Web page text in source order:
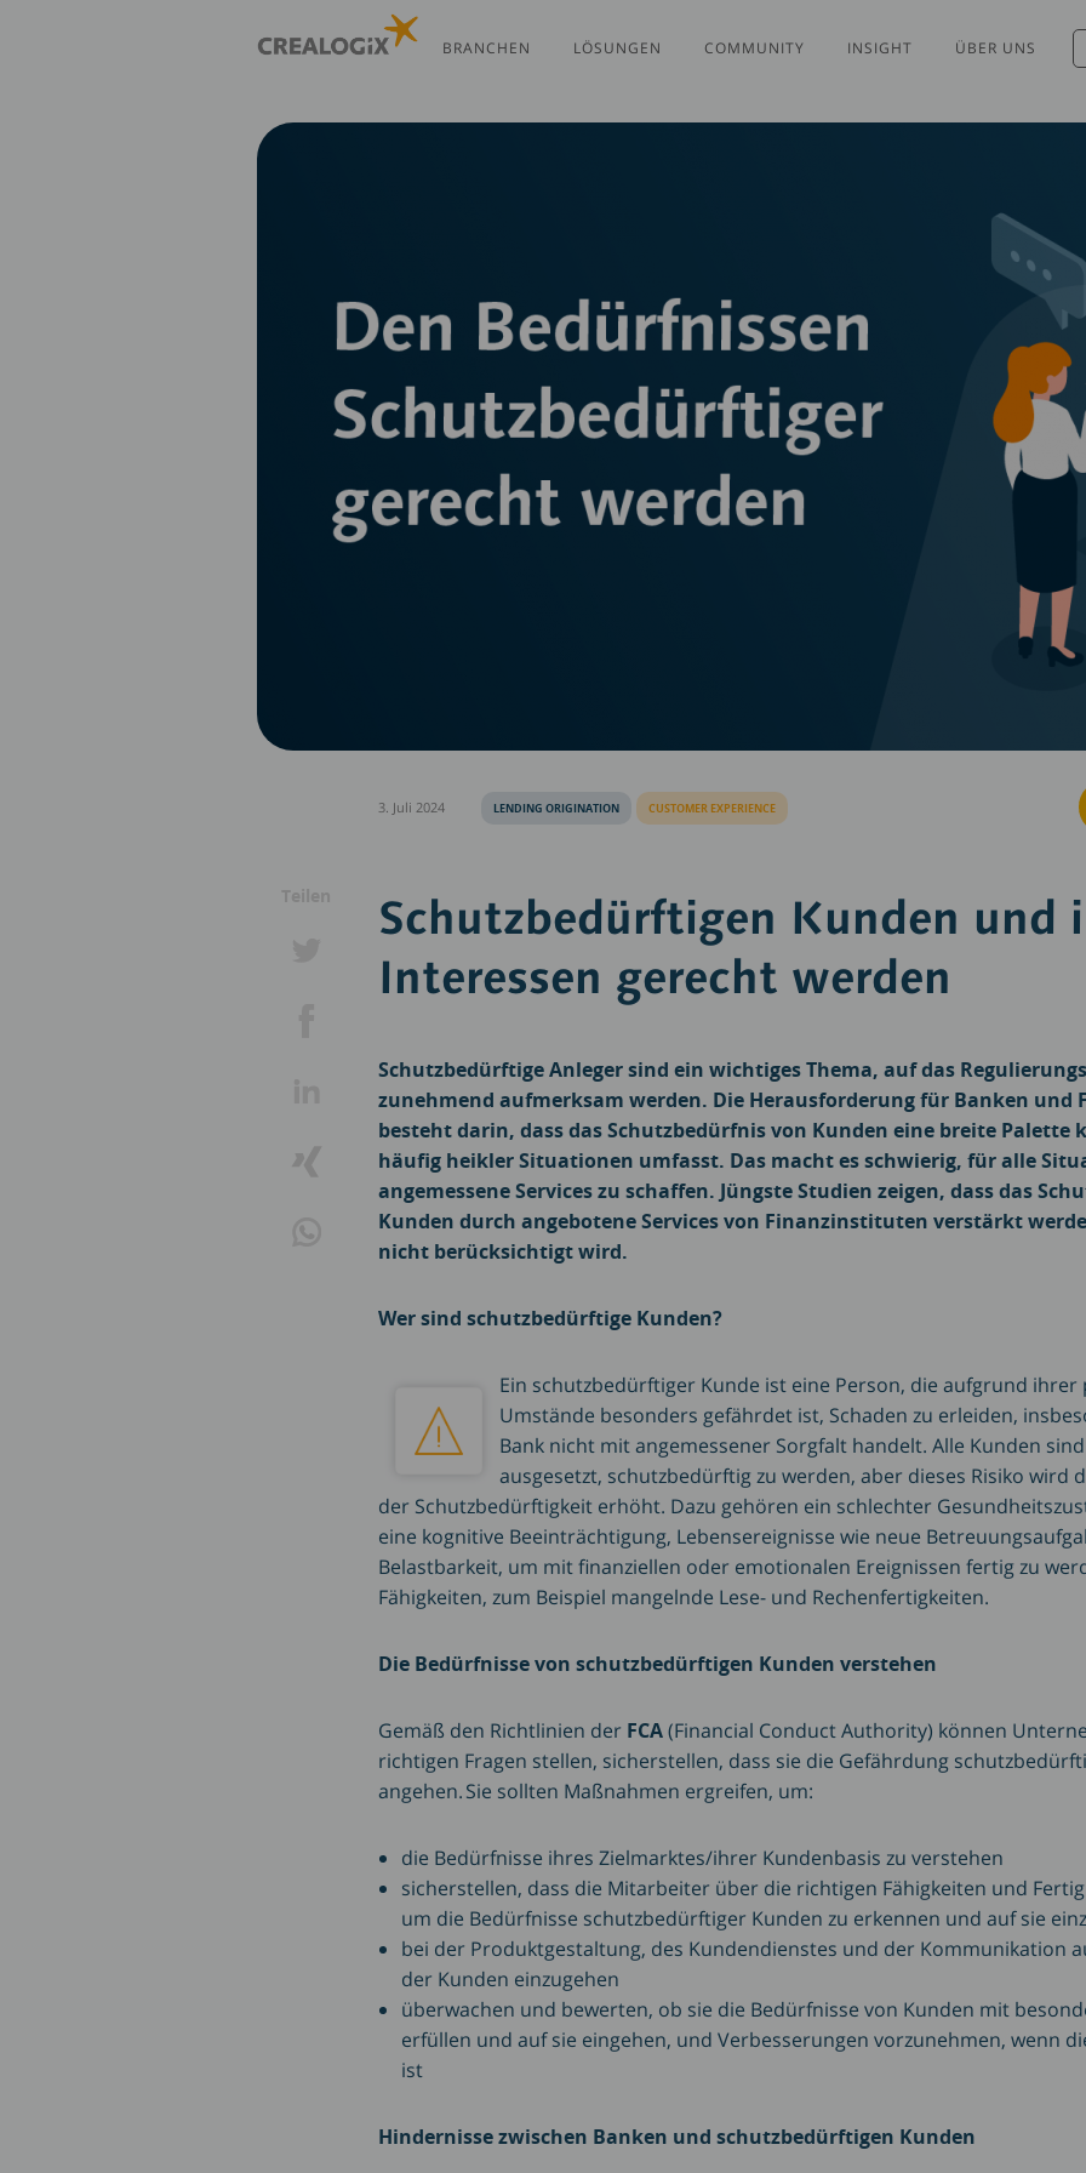
BRANCHEN LÖSUNGEN COMMUNITY INSIGHT ÜBER UNS
3. Juli 2024 LENDING ORIGINATION CUSTOMER EXPERIENCE
Schutzbedürftigen Kunden und
Interessen gerecht werden
Schutzbedürftige Anleger sind ein wichtiges Thema, auf das
zunehmend aufmerksam werden. Die Herausforderung für Banken
besteht darin, dass das Schutzbedürfnis von Kunden eine breite Palette
häufig heikler Situationen umfasst. Das macht es schwierig, für alle
angemessene Services zu schaffen. Jüngste Studien zeigen, dass das
Kunden durch angebotene Services von Finanzinstituten verstärkt
nicht berücksichtigt wird.
Wer sind schutzbedürftige Kunden?
Ein schutzbedürftiger Kunde ist eine Person, die aufgrund
Umstände besonders gefährdet ist, Schaden zu erleiden,
Bank nicht mit angemessener Sorgfalt handelt. Alle Kunden
ausgesetzt, schutzbedürftig zu werden, aber dieses Risiko wird
der Schutzbedürftigkeit erhöht. Dazu gehören ein schlechter
eine kognitive Beeinträchtigung, Lebensereignisse wie neue
Belastbarkeit, um mit finanziellen oder emotionalen Ereignissen fertig zu
Fähigkeiten, zum Beispiel mangelnde Lese- und Rechenfertigkeiten.
Die Bedürfnisse von schutzbedürftigen Kunden verstehen
Gemäß den Richtlinien der FCA(Financial Conduct Authority) können
richtigen Fragen stellen, sicherstellen, dass sie die Gefährdung
angehen. Sie sollten Maßnahmen ergreifen, um:
die Bedürfnisse ihres Zielmarktes/ihrer Kundenbasis zu verstehen
sicherstellen, dass die Mitarbeiter über die richtigen Fähigkeiten und
um die Bedürfnisse schutzbedürftiger Kunden zu erkennen und auf sie
bei der Produktgestaltung, des Kundendienstes und der Kommunikation
der Kunden einzugehen
überwachen und bewerten, ob sie die Bedürfnisse von Kunden mit
erfüllen und auf sie eingehen, und Verbesserungen vorzunehmen, wenn
ist
Hindernisse zwischen Banken und schutzbedürftigen Kunden